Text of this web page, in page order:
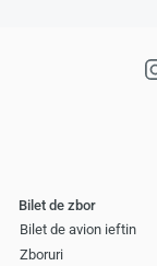
Bilet de zbor
Bilet de avion ieftin
Zboruri